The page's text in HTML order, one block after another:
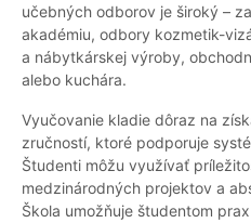
učebných odborov je široký –
akadémiu, odbory kozmetik-
a nábytkárskej výroby,
alebo kuchára.
Vyučovanie kladie dôraz na
zručností, ktoré podporuje
Študenti môžu využívať
medzinárodných projektov a
Škola umožňuje študentom